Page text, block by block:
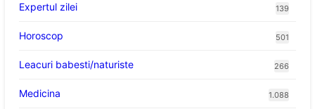
Expertul zilei 139
Horoscop 501
Leacuri babesti/naturiste 266
Medicina 1.088